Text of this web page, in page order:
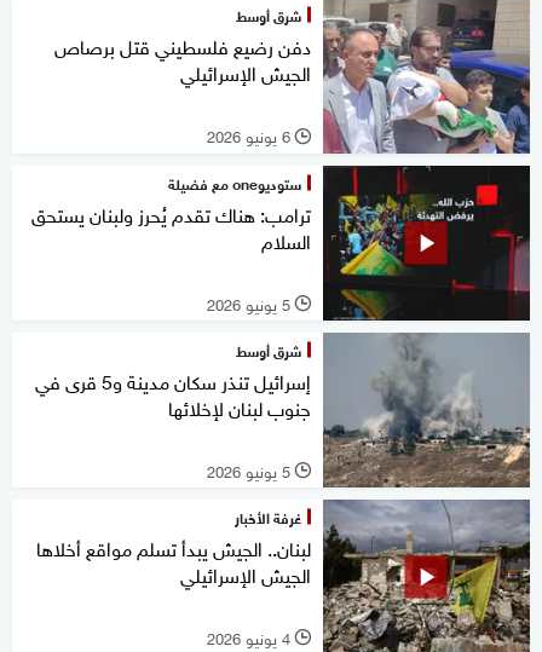
شرق أوسط
دفن رضيع فلسطيني قتل برصاص
الجيش الإسرائيلي
l 6 يونيو 2026
ستوديوone مع فضيلة
ترامب: هناك تقدم يُحرز ولبنان يستحق
السلام
l 5 يونيو 2026
شرق أوسط
إسرائيل تنذر سكان مدينة و5 قرى في
جنوب لبنان لإخلائها
l 5 يونيو 2026
غرفة الأخبار
لبنان.. الجيش يبدأ تسلم مواقع أخلاها
الجيش الإسرائيلي
l 4 يونيو 2026